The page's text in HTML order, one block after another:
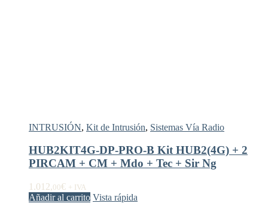
INTRUSIÓN, Kit de Intrusión, Sistemas Vía Radio
HUB2KIT4G-DP-PRO-B Kit HUB2(4G) + 2
PIRCAM + CM + Mdo + Tec + Sir Ng
1.012,00€ + IVA
Añadir al carrito Vista rápida